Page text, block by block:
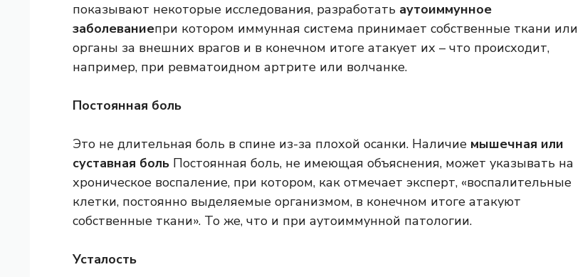
показывают некоторые исследования, разработать аутоиммунное
заболеваниепри котором иммунная система принимает собственные ткани или
органы за внешних врагов и в конечном итоге атакует их – что происходит,
например, при ревматоидном артрите или волчанке.
Постоянная боль
Это не длительная боль в спине из-за плохой осанки. Наличие мышечная или
суставная боль Постоянная боль, не имеющая объяснения, может указывать на
хроническое воспаление, при котором, как отмечает эксперт, «воспалительные
клетки, постоянно выделяемые организмом, в конечном итоге атакуют
собственные ткани». То же, что и при аутоиммунной патологии.
Усталость